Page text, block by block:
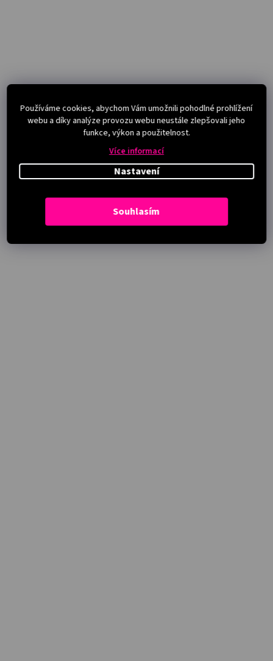
Používáme cookies, abychom Vám umožnili pohodlné prohlížení
webu a díky analýze provozu webu neustále zlepšovali jeho
funkce, výkon a použitelnost.
Více informací
Nastavení
Souhlasím